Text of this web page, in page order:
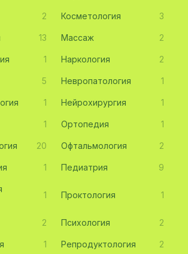
2 Косметология 3
13 Массаж 2
1 Наркология 2
5 Невропатология 1
1 Нейрохирургия 1
1 Ортопедия 1
20 Офтальмология 2
1 Педиатрия 9
1 Проктология 1
2 Психология 2
1 Репродуктология 2